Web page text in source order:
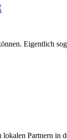
Eigentlich
Partnern